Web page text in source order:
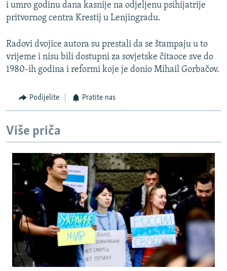
i umro godinu dana kasnije na odjeljenu psihijatrije
pritvornog centra Krestij u Lenjingradu.
Radovi dvojice autora su prestali da se štampaju u to
vrijeme i nisu bili dostupni za sovjetske čitaoce sve do
1980-ih godina i reformi koje je donio Mihail Gorbačov.
Podijelite Pratite nas
Više priča